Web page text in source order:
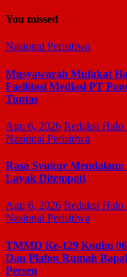
You missed
Nasional Perisitiwa
Musyawarah Mufakat
Fasilitasi Mediasi PT
Tuntas
Agu 6, 2026 Redaksi Halo
Nasional Perisitiwa
Rasa Syukur
Layak Ditempati
Agu 6, 2026 Redaksi Halo
Nasional Perisitiwa
TMMD Ke-129 Kodim
Dan Plafon Rumah
Persen